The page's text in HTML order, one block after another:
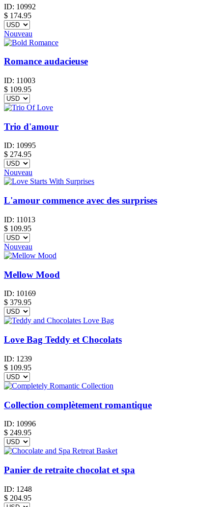
ID: 10992
$ 174.95
Nouveau
Romance audacieuse
ID: 11003
$ 109.95
Trio d'amour
ID: 10995
$ 274.95
Nouveau
L'amour commence avec des surprises
ID: 11013
$ 109.95
Nouveau
Mellow Mood
ID: 10169
$ 379.95
Love Bag Teddy et Chocolats
ID: 1239
$ 109.95
Collection complètement romantique
ID: 10996
$ 249.95
Panier de retraite chocolat et spa
ID: 1248
$ 204.95